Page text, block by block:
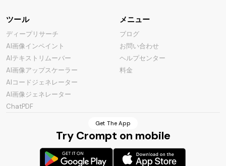
ツール
ディープリサーチ
AI画像インペイント
AIテキストリムーバー
AI画像アップスケーラー
AIコードジェネレーター
AI画像ジェネレーター
ChatPDF
メニュー
ブログ
お問い合わせ
ヘルプセンター
料金
Get The App
Try Crompt on mobile